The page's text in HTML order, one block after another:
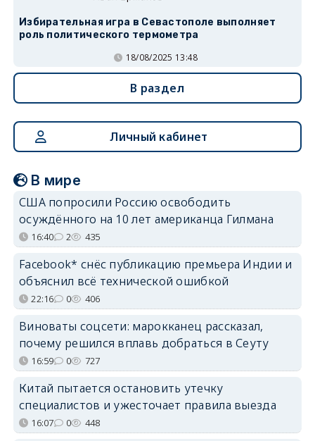
Избирательная игра в Севастополе выполняет
роль политического термометра
18/08/2025 13:48
В раздел
Личный кабинет
В мире
США попросили Россию освободить
осуждённого на 10 лет американца Гилмана
16:40 2 435
Facebook* снёс публикацию премьера Индии и
объяснил всё технической ошибкой
22:16 0 406
Виноваты соцсети: марокканец рассказал,
почему решился вплавь добраться в Сеуту
16:59 0 727
Китай пытается остановить утечку
специалистов и ужесточает правила выезда
16:07 0 448